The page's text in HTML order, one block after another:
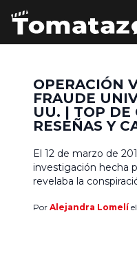
OPERACIÓN
FRAUDE
UU. | TOP DE
RESEÑAS Y
El 12 de marzo de
investigación hecha
revelaba la
Estados Unidos y los
Por Alejandra Lomelí